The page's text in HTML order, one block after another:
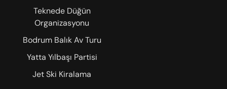
Teknede Düğün
Organizasyonu
Bodrum Balık Av Turu
Yatta Yılbaşı Partisi
Jet Ski Kiralama